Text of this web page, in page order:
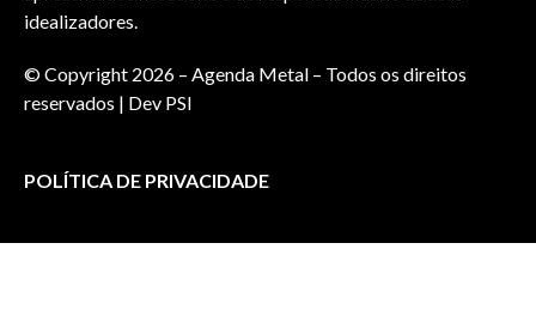
idealizadores.
© Copyright 2026 – Agenda Metal – Todos os direitos
reservados | Dev PSI
POLÍTICA DE PRIVACIDADE